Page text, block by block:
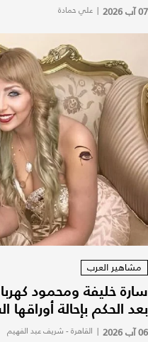
07 آب 2026 | علي حمادة
مشاهير العرب
سارة خليفة ومحمود
بعد الحكم بإحالة
06 آب 2026 | القاهرة - شريف عبد الفهيم